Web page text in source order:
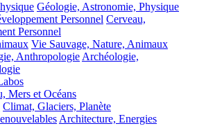
Géologie, Astronomie, Physique
Personnel Cerveau,
Personnel
Vie Sauvage, Nature, Animaux
AnthropologieArchéologie,
Mers et Océans
Climat, Glaciers, Planète
Architecture, Energies